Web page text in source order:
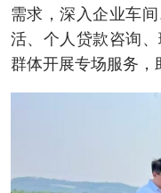
需求，深入企业车
活、个人贷款咨询
群体开展专场服务，